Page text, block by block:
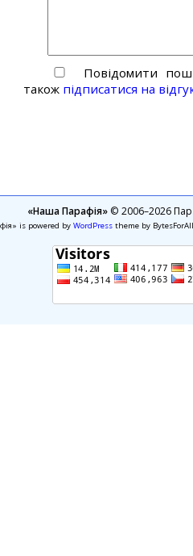
Повідомити
також підписатися на
«Наша Парафія»© 2006–2026
is powered by WordPresstheme by